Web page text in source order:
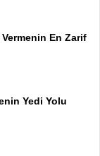
En Zarif
Yedi Yolu